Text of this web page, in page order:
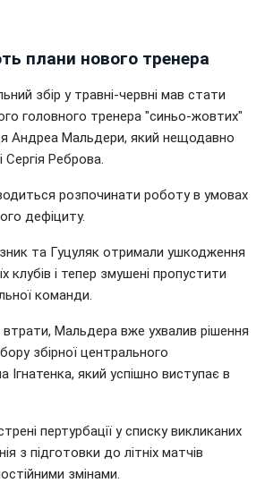
плани нового тренера
збір у травні-червні мав стати
головного тренера "синьо-жовтих"
Андреа Мальдери, який нещодавно
Сергія Реброва.
розпочинати роботу в умовах
дефіциту.
та Гуцуляк отримали ушкодження
клубів і тепер змушені пропустити
команди.
Мальдера вже ухвалив рішення
збірної центрального
Ігнатенка, який успішно виступає в
пертурбації у списку викликаних
з підготовки до літніх матчів
змінами.